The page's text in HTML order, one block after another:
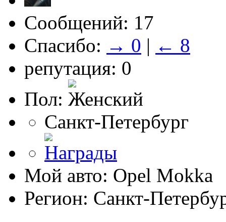
Сообщений: 17
Спасибо: → 0 | ← 8
репутация: 0
Пол:
Санкт-Петербург
Мой авто: Оpel Mokka
Регион: Санкт-